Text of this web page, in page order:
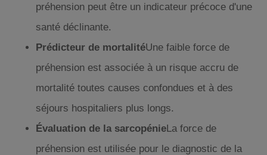
préhension peut être un indicateur précoce d'une
santé déclinante.
Prédicteur de mortalitéUne faible force de
préhension est associée à un risque accru de
mortalité toutes causes confondues et à des
séjours hospitaliers plus longs.
Évaluation de la sarcopénieLa force de
préhension est utilisée pour le diagnostic de la